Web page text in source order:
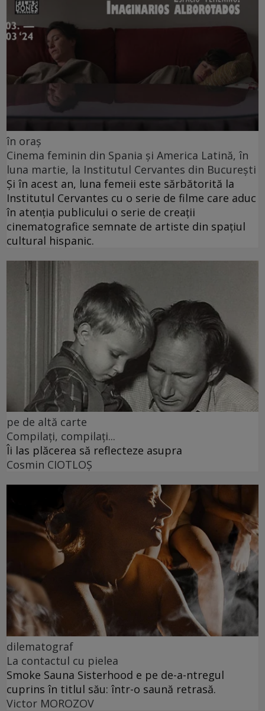
în oraș
Cinema feminin din Spania și America Latină, în
luna martie, la Institutul Cervantes din București
Și în acest an, luna femeii este sărbătorită la
Institutul Cervantes cu o serie de filme care aduc
în atenția publicului o serie de creații
cinematografice semnate de artiste din spațiul
cultural hispanic.
pe de altă carte
Compilați, compilați...
Îi las plăcerea să reflecteze asupra
Cosmin CIOTLOŞ
dilematograf
La contactul cu pielea
Smoke Sauna Sisterhood e pe de-a-ntregul
cuprins în titlul său: într-o saună retrasă.
Victor MOROZOV